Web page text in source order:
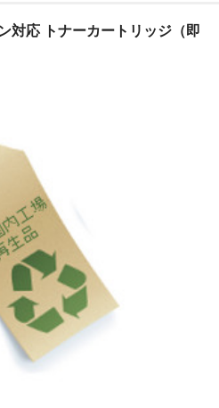
対応 トナーカートリッジ（即